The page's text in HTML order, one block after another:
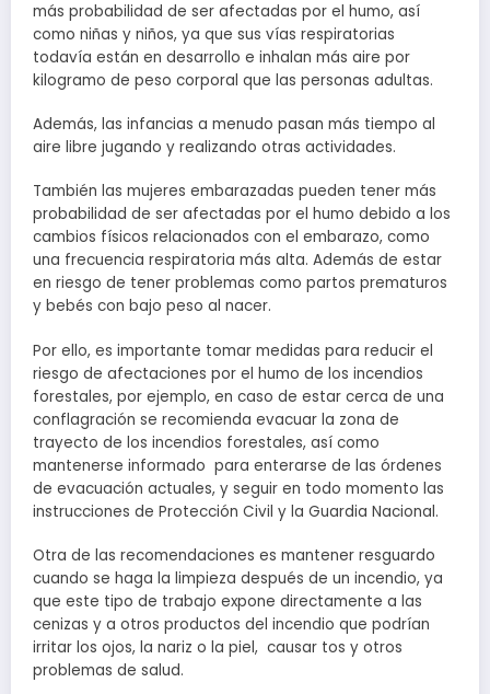
más probabilidad de ser afectadas por el humo, así
como niñas y niños, ya que sus vías respiratorias
todavía están en desarrollo e inhalan más aire por
kilogramo de peso corporal que las personas adultas.
Además, las infancias a menudo pasan más tiempo al
aire libre jugando y realizando otras actividades.
También las mujeres embarazadas pueden tener más
probabilidad de ser afectadas por el humo debido a los
cambios físicos relacionados con el embarazo, como
una frecuencia respiratoria más alta. Además de estar
en riesgo de tener problemas como partos prematuros
y bebés con bajo peso al nacer.
Por ello, es importante tomar medidas para reducir el
riesgo de afectaciones por el humo de los incendios
forestales, por ejemplo, en caso de estar cerca de una
conflagración se recomienda evacuar la zona de
trayecto de los incendios forestales, así como
mantenerse informado para enterarse de las órdenes
de evacuación actuales, y seguir en todo momento las
instrucciones de Protección Civil y la Guardia Nacional.
Otra de las recomendaciones es mantener resguardo
cuando se haga la limpieza después de un incendio, ya
que este tipo de trabajo expone directamente a las
cenizas y a otros productos del incendio que podrían
irritar los ojos, la nariz o la piel, causar tos y otros
problemas de salud.